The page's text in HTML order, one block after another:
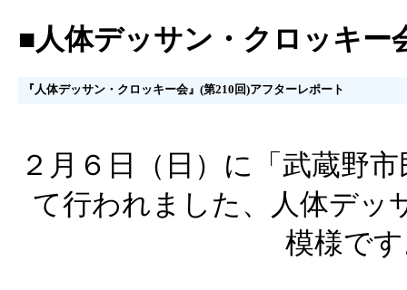
■人体デッサン・クロッキー
『人体デッサン・クロッキー会』(第210回)アフターレポート
２月６日（日）に「武蔵野
て行われました、人体デッ
模様で